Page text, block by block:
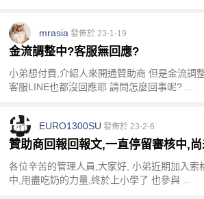
mrasia 發佈於 23-1-19
金流調整中?客服無回應?
小弟想付費,介紹人來開通贊助商 但是金流調
客服LINE也都沒回應耶 請問怎麼回事呢? ...
EURO1300SU 發佈於 23-2-6
贊助商回報回報文,一直停留審核中,
各位辛苦的管理人員,大家好, 小弟近期加入索
中,用盡吃奶的力量,終於上小學了 也參與 ...